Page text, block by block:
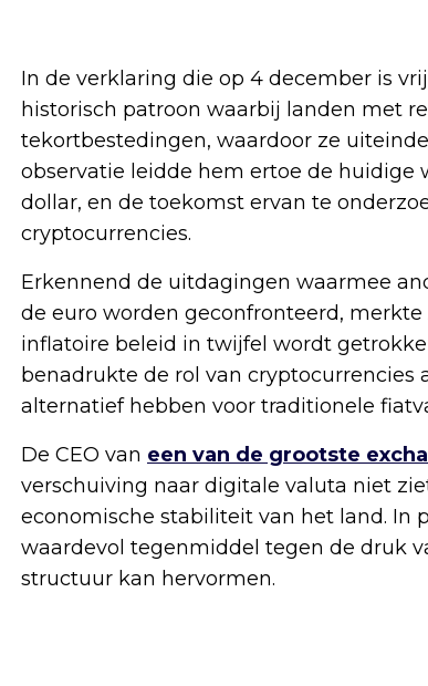
In de verklaring die op 4 december is
historisch patroon waarbij landen met
tekortbestedingen, waardoor ze
observatie leidde hem ertoe de huidige
dollar, en de toekomst ervan te
cryptocurrencies.
Erkennend de uitdagingen waarmee
de euro worden geconfronteerd,
inflatoire beleid in twijfel wordt
benadrukte de rol van
alternatief hebben voor traditionele
De CEO van een van de grootste
verschuiving naar digitale valuta niet
economische stabiliteit van het land. In
waardevol tegenmiddel tegen de druk
structuur kan hervormen.